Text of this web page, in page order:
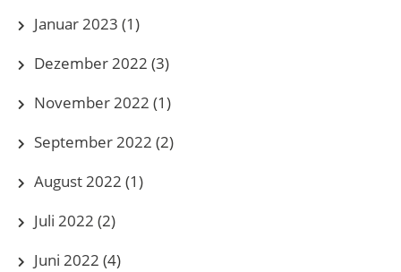
Januar 2023 (1)
Dezember 2022 (3)
November 2022 (1)
September 2022 (2)
August 2022 (1)
Juli 2022 (2)
Juni 2022 (4)